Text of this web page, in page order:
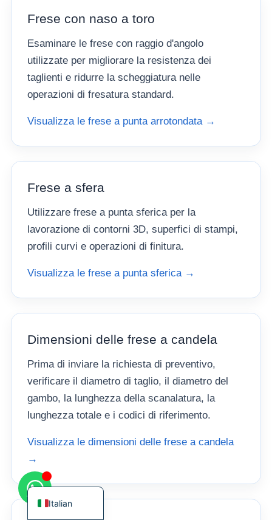
Frese con naso a toro
Esaminare le frese con raggio d'angolo
utilizzate per migliorare la resistenza dei
taglienti e ridurre la scheggiatura nelle
operazioni di fresatura standard.
Visualizza le frese a punta arrotondata →
Frese a sfera
Utilizzare frese a punta sferica per la
lavorazione di contorni 3D, superfici di stampi,
profili curvi e operazioni di finitura.
Visualizza le frese a punta sferica →
Dimensioni delle frese a candela
Prima di inviare la richiesta di preventivo,
verificare il diametro di taglio, il diametro del
gambo, la lunghezza della scanalatura, la
lunghezza totale e i codici di riferimento.
Visualizza le dimensioni delle frese a candela
→
Italian
English
Spanish
Chinese
Japanese
German
French